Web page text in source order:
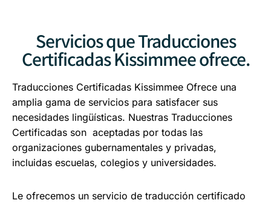
Servicios que Traducciones
Certificadas Kissimmee ofrece.
Traducciones Certificadas Kissimmee Ofrece una
amplia gama de servicios para satisfacer sus
necesidades lingüísticas. Nuestras Traducciones
Certificadas son aceptadas por todas las
organizaciones gubernamentales y privadas,
incluidas escuelas, colegios y universidades.
Le ofrecemos un servicio de traducción certificado